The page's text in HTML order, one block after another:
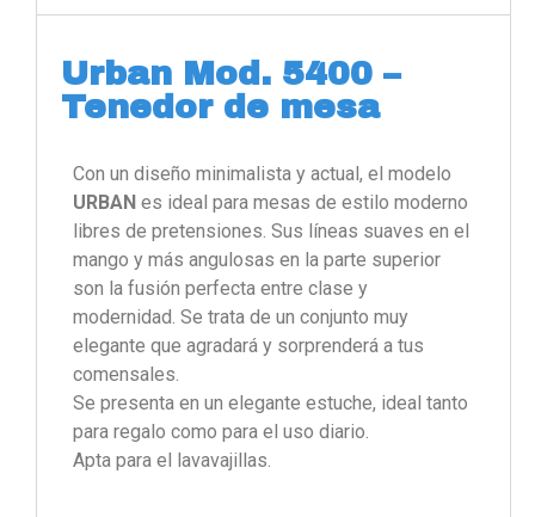
Urban Mod. 5400 –
Tenedor de mesa
Con un diseño minimalista y actual, el modelo
URBAN es ideal para mesas de estilo moderno
libres de pretensiones. Sus líneas suaves en el
mango y más angulosas en la parte superior
son la fusión perfecta entre clase y
modernidad. Se trata de un conjunto muy
elegante que agradará y sorprenderá a tus
comensales.
Se presenta en un elegante estuche, ideal tanto
para regalo como para el uso diario.
Apta para el lavavajillas.